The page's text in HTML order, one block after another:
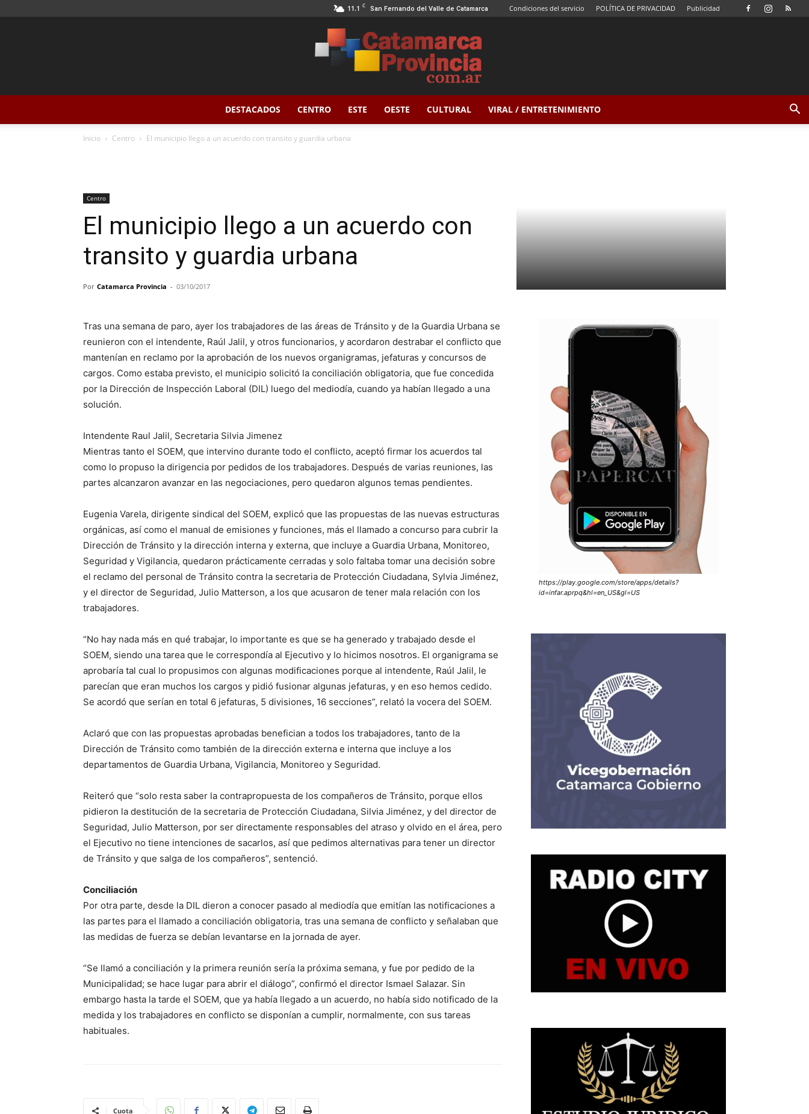
11.1 C San Fernando del Valle de Catamarca Condiciones del servicio POLÍTICA DE PRIVACIDAD Publicidad
Catamarca
DESTACADOS CENTRO ESTE OESTE CULTURAL VIRAL / ENTRETENIMIENTO
Inicio Centro El municipio llego a un acuerdo con transito y guardia urbana
Centro
El municipio llego a un acuerdo con
transito y guardia urbana
Por Catamarca Provincia - 03/10/2017
Tras una semana de paro, ayer los trabajadores de las áreas de Tránsito y de la Guardia Urbana se
reunieron con el intendente, Raúl Jalil, y otros funcionarios, y acordaron destrabar el conflicto que
mantenían en reclamo por la aprobación de los nuevos organigramas, jefaturas y concursos de
cargos. Como estaba previsto, el municipio solicitó la conciliación obligatoria, que fue concedida
por la Dirección de Inspección Laboral (DIL) luego del mediodía, cuando ya habían llegado a una
solución.
Intendente Raul Jalil, Secretaria Silvia Jimenez
Mientras tanto el SOEM, que intervino durante todo el conflicto, aceptó firmar los acuerdos tal
como lo propuso la dirigencia por pedidos de los trabajadores. Después de varias reuniones, las
partes alcanzaron avanzar en las negociaciones, pero quedaron algunos temas pendientes.
Eugenia Varela, dirigente sindical del SOEM, explicó que las propuestas de las nuevas estructuras
orgánicas, así como el manual de emisiones y funciones, más el llamado a concurso para cubrir la
Dirección de Tránsito y la dirección interna y externa, que incluye a Guardia Urbana, Monitoreo,
Seguridad y Vigilancia, quedaron prácticamente cerradas y solo faltaba tomar una decisión sobre
el reclamo del personal de Tránsito contra la secretaria de Protección Ciudadana, Sylvia Jiménez,
y el director de Seguridad, Julio Matterson, a los que acusaron de tener mala relación con los
trabajadores.
“No hay nada más en qué trabajar, lo importante es que se ha generado y trabajado desde el
SOEM, siendo una tarea que le correspondía al Ejecutivo y lo hicimos nosotros. El organigrama se
aprobaría tal cual lo propusimos con algunas modificaciones porque al intendente, Raúl Jalil, le
parecían que eran muchos los cargos y pidió fusionar algunas jefaturas, y en eso hemos cedido.
Se acordó que serían en total 6 jefaturas, 5 divisiones, 16 secciones”, relató la vocera del SOEM.
Aclaró que con las propuestas aprobadas benefician a todos los trabajadores, tanto de la
Dirección de Tránsito como también de la dirección externa e interna que incluye a los
departamentos de Guardia Urbana, Vigilancia, Monitoreo y Seguridad.
Reiteró que “solo resta saber la contrapropuesta de los compañeros de Tránsito, porque ellos
pidieron la destitución de la secretaria de Protección Ciudadana, Silvia Jiménez, y del director de
Seguridad, Julio Matterson, por ser directamente responsables del atraso y olvido en el área, pero
el Ejecutivo no tiene intenciones de sacarlos, así que pedimos alternativas para tener un director
de Tránsito y que salga de los compañeros”, sentenció.
Conciliación
Por otra parte, desde la DIL dieron a conocer pasado al mediodía que emitían las notificaciones a
las partes para el llamado a conciliación obligatoria, tras una semana de conflicto y señalaban que
las medidas de fuerza se debían levantarse en la jornada de ayer.
“Se llamó a conciliación y la primera reunión sería la próxima semana, y fue por pedido de la
Municipalidad; se hace lugar para abrir el diálogo”, confirmó el director Ismael Salazar. Sin
embargo hasta la tarde el SOEM, que ya había llegado a un acuerdo, no había sido notificado de la
medida y los trabajadores en conflicto se disponían a cumplir, normalmente, con sus tareas
habituales.
Cuota
https://play.google.com/store/apps/details?
id=infar.aprpq&hl=en_US&gl=US